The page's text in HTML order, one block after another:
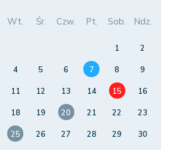
Wt. Śr. Czw. Pt. Sob. Ndz.
1
2
4 5 6 7 8
9
11 12 13 14 15
16
18 19 20 21 22
23
25 26 27 28 29
30